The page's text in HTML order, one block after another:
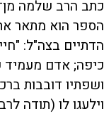
הספר הוא מתאר
הדתיים בצה"ל:
כיפה; אדם מעמיד
ושפתיו דובבות
וילעגו לו (תודה